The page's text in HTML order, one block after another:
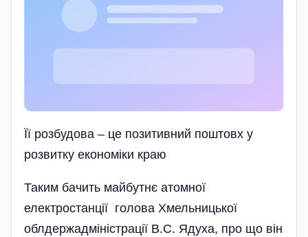
Її розбудова – це позитивний поштовх у
розвитку економіки краю
Таким бачить майбутнє атомної
електростанції голова Хмельницької
облдержадміністрації В.С. Ядуха, про що він